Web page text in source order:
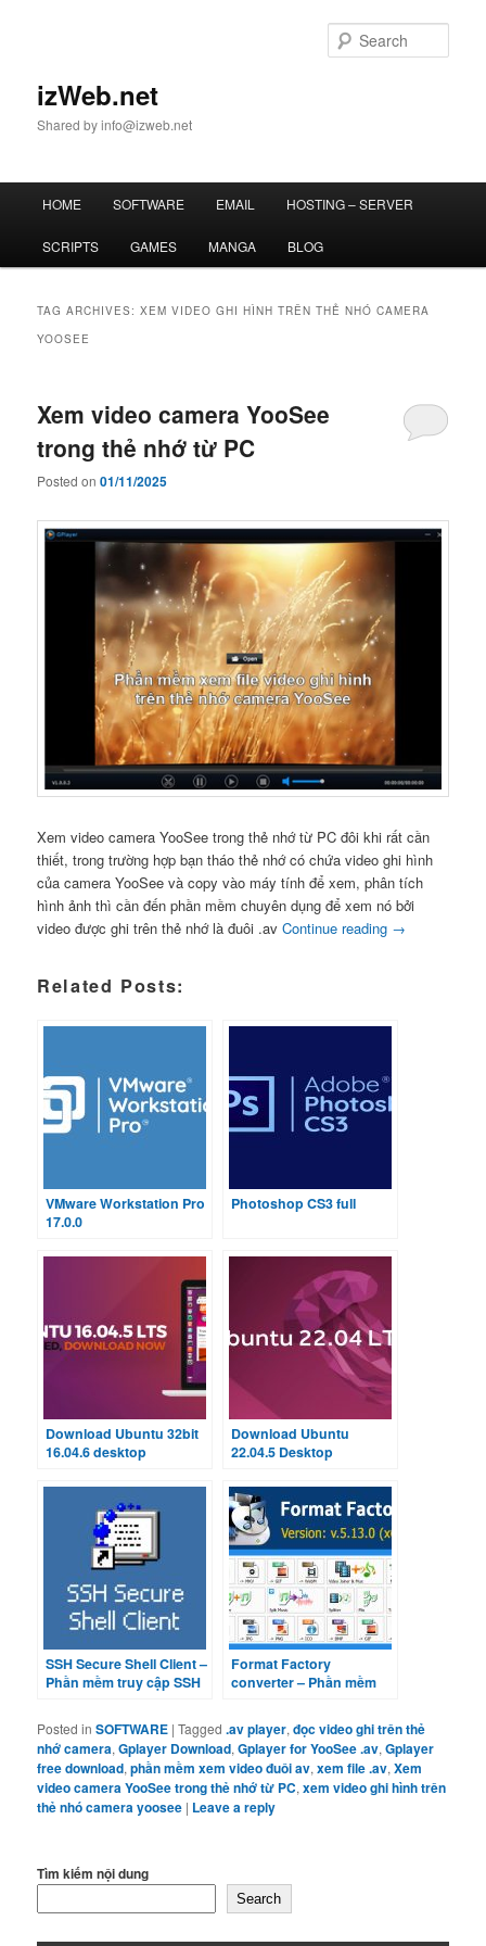
izWeb.net
Shared by info@izweb.net
HOME SOFTWARE EMAIL HOSTING – SERVER
SCRIPTS GAMES MANGA BLOG
TAG ARCHIVES:XEM VIDEO GHI HÌNH TRÊN THẺ NHÓ CAMERA
YOOSEE
Xem video camera YooSee
trong thẻ nhớ từ PC
Posted on01/11/2025
Xem video camera YooSee trong thẻ nhớ từ PC đôi khi rất cần
thiết, trong trường hợp bạn tháo thẻ nhớ có chứa video ghi hình
của camera YooSee và copy vào máy tính để xem, phân tích
hình ảnh thì cần đến phần mềm chuyên dụng để xem nó bởi
video được ghi trên thẻ nhớ là đuôi .avContinue reading →
Related Posts:
VMware Workstation Pro
17.0.0
Photoshop CS3 full
Download Ubuntu 32bit
16.04.6 desktop
Download Ubuntu
22.04.5 Desktop
SSH Secure Shell Client –
Phần mềm truy cập SSH
Format Factory
converter – Phần mềm
Posted in SOFTWARE |Tagged .av player,đọc video ghi trên thẻ
nhớ camera,Gplayer Download,Gplayer for YooSee .av,Gplayer
free download,phần mềm xem video đuôi av,xem file .av,Xem
video camera YooSee trong thẻ nhớ từ PC,xem video ghi hình trên
thẻ nhó camera yoosee | Leave a reply
Tìm kiếm nội dung
Search